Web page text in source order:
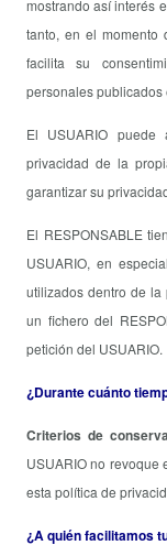
mostrando así interés
tanto, en el momento
facilita su
personales publicados
El USUARIO
privacidad de la
garantizar su
El RESPONSABLE
USUARIO, en
utilizados dentro de
un fichero del
petición del USUARIO.
¿Durante cuánto
Criterios de
USUARIO no revoque
esta política de
¿A quién facilitamos